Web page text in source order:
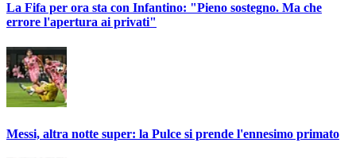
La Fifa per ora sta con Infantino: "Pieno sostegno. Ma che
errore l'apertura ai privati"
Messi, altra notte super: la Pulce si prende l'ennesimo primato